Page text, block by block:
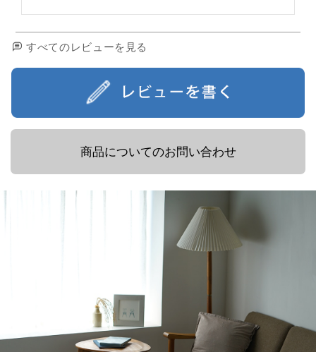
すべてのレビューを見る
商品についてのお問い合わせ